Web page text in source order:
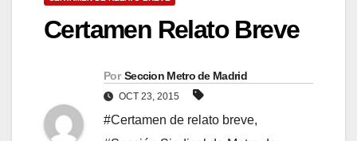
Certamen Relato Breve
Por Seccion Metro de Madrid
OCT 23, 2015
#Certamen de relato breve,